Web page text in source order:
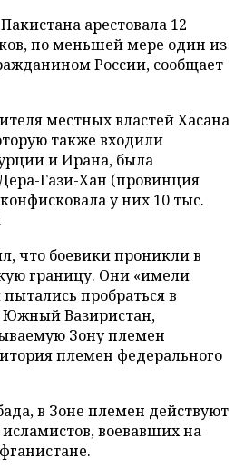
арестовала 12
по меньшей мере один из
России, сообщает
местных властей Хасана
также входили
и Ирана, была
Гази-Хан (провинция
у них 10 тыс.
что боевики проникли в
границу. Они «имели
пробраться в
Южный Вазиристан,
Зону племен
племен федерального
в Зоне племен действуют
воевавших на